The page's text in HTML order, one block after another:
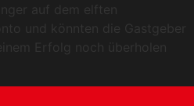
auf dem elften
und könnten die Gastgeber
Erfolg noch überholen